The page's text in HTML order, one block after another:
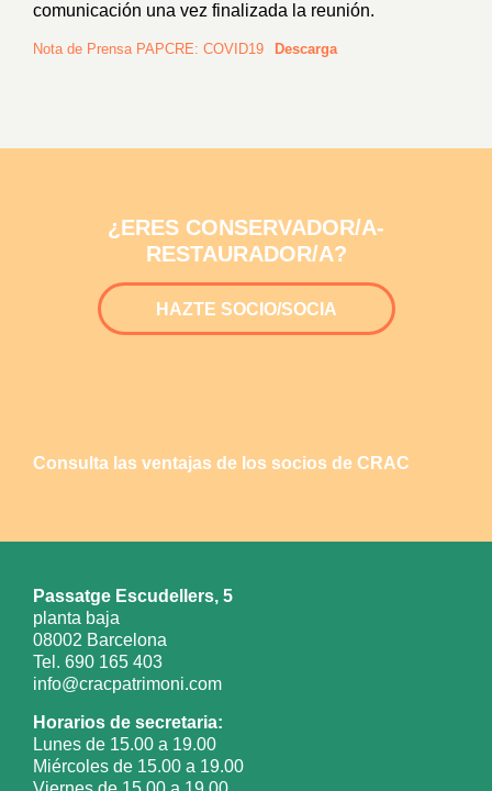
comunicación una vez finalizada la reunión.
Nota de Prensa PAPCRE: COVID19 Descarga
¿ERES CONSERVADOR/A-
RESTAURADOR/A?
HAZTE SOCIO/SOCIA
Consulta las ventajas de los socios de CRAC
Passatge Escudellers, 5
planta baja
08002 Barcelona
Tel. 690 165 403
info@cracpatrimoni.com
Horarios de secretaria:
Lunes de 15.00 a 19.00
Miércoles de 15.00 a 19.00